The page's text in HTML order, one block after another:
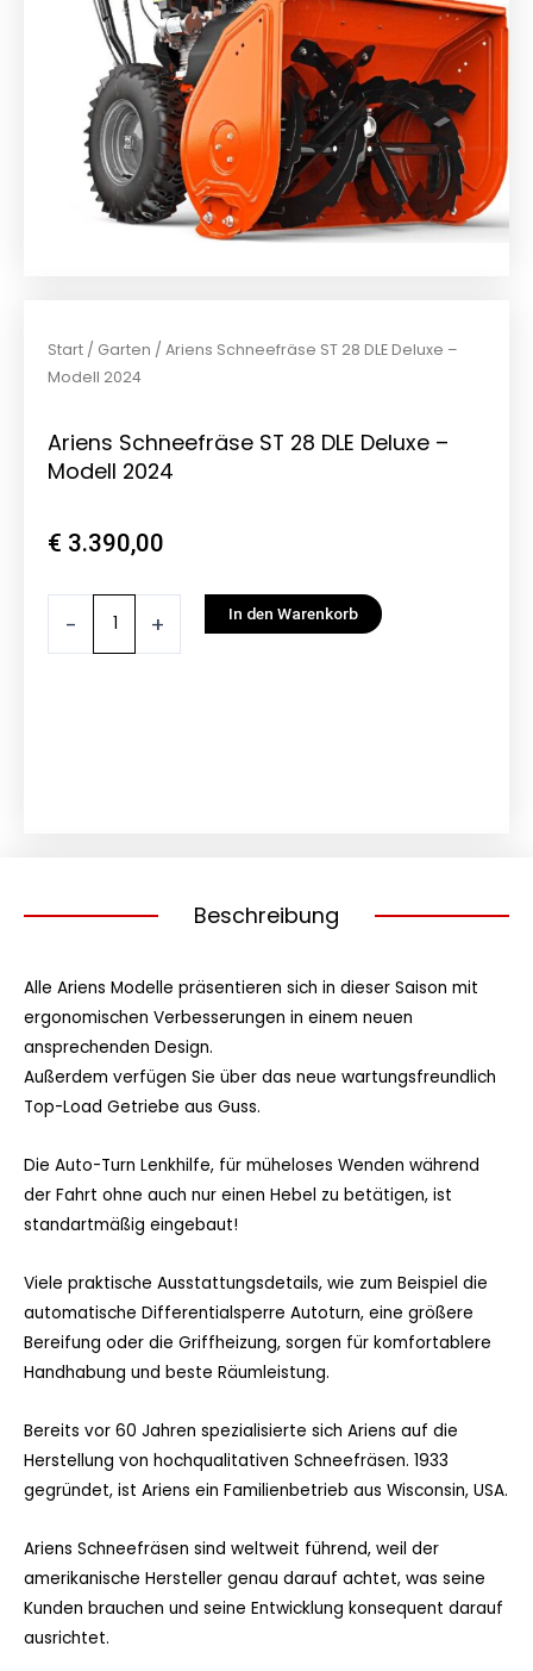
Start / Garten / Ariens Schneefräse ST 28 DLE Deluxe –
Modell 2024
Ariens Schneefräse ST 28 DLE Deluxe –
Modell 2024
€ 3.390,00
- + In den Warenkorb
Beschreibung
Alle Ariens Modelle präsentieren sich in dieser Saison mit
ergonomischen Verbesserungen in einem neuen
ansprechenden Design.
Außerdem verfügen Sie über das neue wartungsfreundlich
Top-Load Getriebe aus Guss.
Die Auto-Turn Lenkhilfe, für müheloses Wenden während
der Fahrt ohne auch nur einen Hebel zu betätigen, ist
standartmäßig eingebaut!
Viele praktische Ausstattungsdetails, wie zum Beispiel die
automatische Differentialsperre Autoturn, eine größere
Bereifung oder die Griffheizung, sorgen für komfortablere
Handhabung und beste Räumleistung.
Bereits vor 60 Jahren spezialisierte sich Ariens auf die
Herstellung von hochqualitativen Schneefräsen. 1933
gegründet, ist Ariens ein Familienbetrieb aus Wisconsin, USA.
Ariens Schneefräsen sind weltweit führend, weil der
amerikanische Hersteller genau darauf achtet, was seine
Kunden brauchen und seine Entwicklung konsequent darauf
ausrichtet.